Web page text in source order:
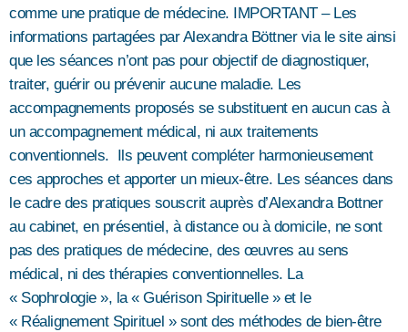
comme une pratique de médecine. IMPORTANT – Les
informations partagées par Alexandra Böttner via le site ainsi
que les séances n’ont pas pour objectif de diagnostiquer,
traiter, guérir ou prévenir aucune maladie. Les
accompagnements proposés se substituent en aucun cas à
un accompagnement médical, ni aux traitements
conventionnels. Ils peuvent compléter harmonieusement
ces approches et apporter un mieux-être. Les séances dans
le cadre des pratiques souscrit auprès d’Alexandra Bottner
au cabinet, en présentiel, à distance ou à domicile, ne sont
pas des pratiques de médecine, des œuvres au sens
médical, ni des thérapies conventionnelles. La
« Sophrologie », la « Guérison Spirituelle » et le
« Réalignement Spirituel » sont des méthodes de bien-être